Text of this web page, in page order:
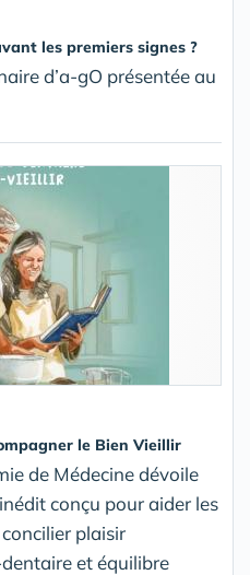
les premiers signes ?
d’a-gO présentée au
le Bien Vieillir
de Médecine dévoile
conçu pour aider les
plaisir
et équilibre